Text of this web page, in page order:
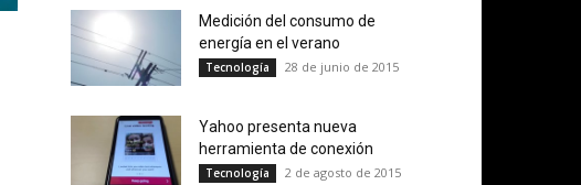
Medición del consumo de
energía en el verano
Tecnología 28 de junio de 2015
Yahoo presenta nueva
herramienta de conexión
Tecnología 2 de agosto de 2015